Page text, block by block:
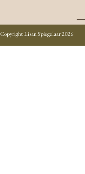
Copyright Lisan Spiegelaar 2026